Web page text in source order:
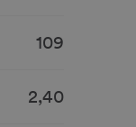
109
2,40